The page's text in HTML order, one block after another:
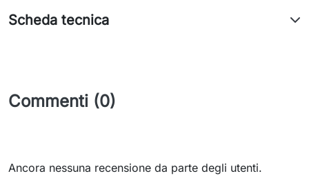
Scheda tecnica
Commenti (0)
Ancora nessuna recensione da parte degli utenti.